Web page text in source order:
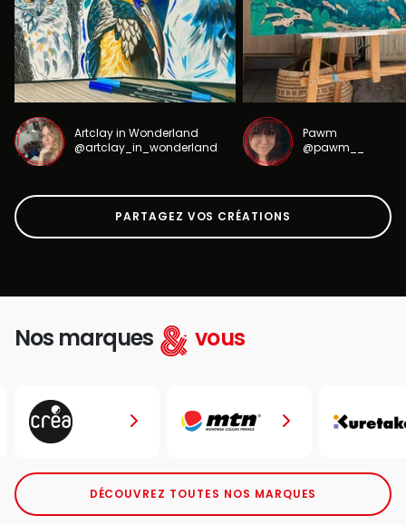
Artclay in Wonderland
@artclay_in_wonderland
Pawm
@pawm__
PARTAGEZ VOS CRÉATIONS
Nos marques vous
DÉCOUVREZ TOUTES NOS MARQUES